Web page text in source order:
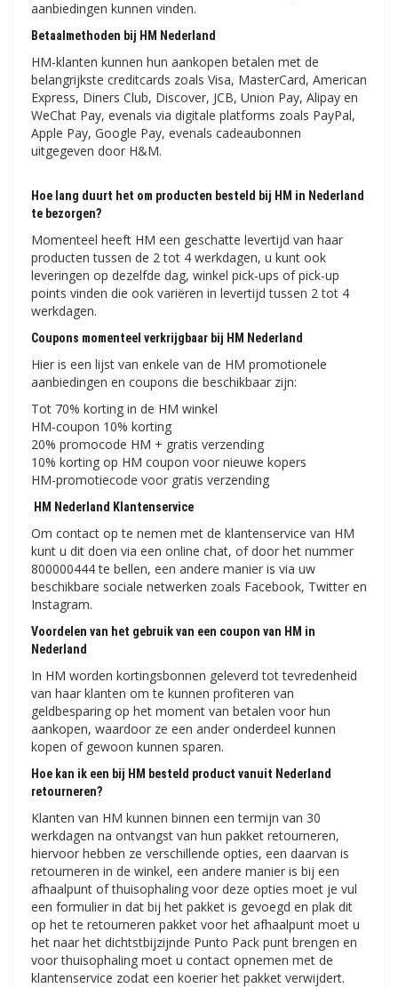
aanbiedingen kunnen vinden.
Betaalmethoden bij HM Nederland
HM-klanten kunnen hun aankopen betalen met de
belangrijkste creditcards zoals Visa, MasterCard, American
Express, Diners Club, Discover, JCB, Union Pay, Alipay en
WeChat Pay, evenals via digitale platforms zoals PayPal,
Apple Pay, Google Pay, evenals cadeaubonnen
uitgegeven door H&M.
Hoe lang duurt het om producten besteld bij HM in Nederland
te bezorgen?
Momenteel heeft HM een geschatte levertijd van haar
producten tussen de 2 tot 4 werkdagen, u kunt ook
leveringen op dezelfde dag, winkel pick-ups of pick-up
points vinden die ook variëren in levertijd tussen 2 tot 4
werkdagen.
Coupons momenteel verkrijgbaar bij HM Nederland
Hier is een lijst van enkele van de HM promotionele
aanbiedingen en coupons die beschikbaar zijn:
Tot 70% korting in de HM winkel
HM-coupon 10% korting
20% promocode HM + gratis verzending
10% korting op HM coupon voor nieuwe kopers
HM-promotiecode voor gratis verzending
HM Nederland Klantenservice
Om contact op te nemen met de klantenservice van HM
kunt u dit doen via een online chat, of door het nummer
800000444 te bellen, een andere manier is via uw
beschikbare sociale netwerken zoals Facebook, Twitter en
Instagram.
Voordelen van het gebruik van een coupon van HM in
Nederland
In HM worden kortingsbonnen geleverd tot tevredenheid
van haar klanten om te kunnen profiteren van
geldbesparing op het moment van betalen voor hun
aankopen, waardoor ze een ander onderdeel kunnen
kopen of gewoon kunnen sparen.
Hoe kan ik een bij HM besteld product vanuit Nederland
retourneren?
Klanten van HM kunnen binnen een termijn van 30
werkdagen na ontvangst van hun pakket retourneren,
hiervoor hebben ze verschillende opties, een daarvan is
retourneren in de winkel, een andere manier is bij een
afhaalpunt of thuisophaling voor deze opties moet je vul
een formulier in dat bij het pakket is gevoegd en plak dit
op het te retourneren pakket voor het afhaalpunt moet u
het naar het dichtstbijzijnde Punto Pack punt brengen en
voor thuisophaling moet u contact opnemen met de
klantenservice zodat een koerier het pakket verwijdert.